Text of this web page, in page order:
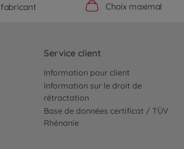
Choix maximal
Service client
Information pour client
Information sur le droit de
rétractation
Base de données certificat / TÜV
Rhénanie